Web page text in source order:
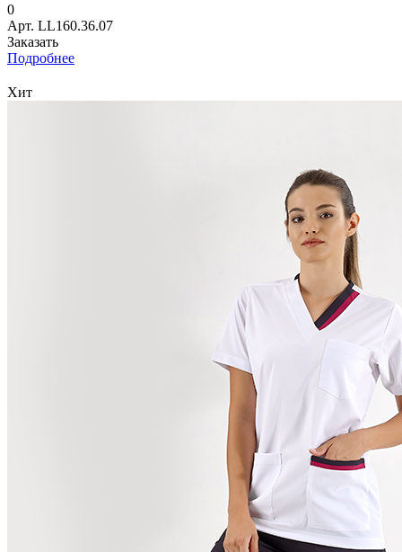
0
Арт. LL160.36.07
Заказать
Подробнее
Хит